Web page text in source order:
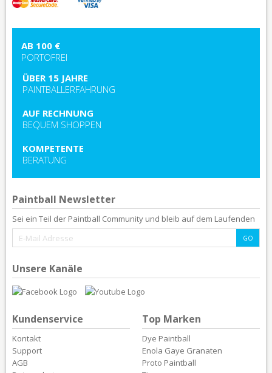
AB 100 €
PORTOFREI
ÜBER 15 JAHRE
PAINTBALLERFAHRUNG
AUF RECHNUNG
BEQUEM SHOPPEN
KOMPETENTE
BERATUNG
Paintball Newsletter
Sei ein Teil der Paintball Community und bleib auf dem Laufenden
Unsere Kanäle
Kundenservice
Kontakt
Support
AGB
Top Marken
Dye Paintball
Enola Gaye Granaten
Proto Paintball